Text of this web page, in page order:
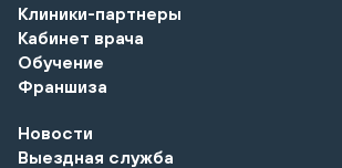
Клиники-партнеры
Кабинет врача
Обучение
Франшиза
Новости
Выездная служба